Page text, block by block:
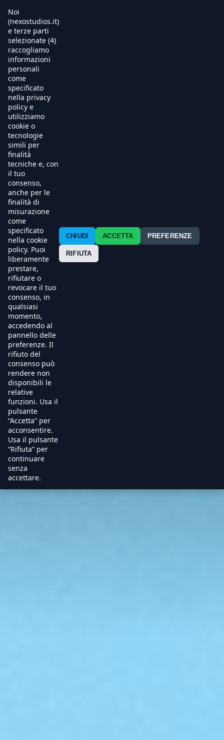
Contatti
Noi
(nexostudios.it)
e terze parti
selezionate (4)
raccogliamo
informazioni
personali
come
specificato
nella privacy
policy e
utilizziamo
cookie o
tecnologie
simili per
finalità
tecniche e, con
il tuo
consenso,
anche per le
finalità di
misurazione
come
specificato
nella cookie
policy. Puoi
liberamente
prestare,
rifiutare o
revocare il tuo
consenso, in
qualsiasi
momento,
accedendo al
pannello delle
preferenze. Il
rifiuto del
consenso può
rendere non
disponibili le
relative
funzioni. Usa il
pulsante
“Accetta” per
acconsentire.
Usa il pulsante
“Rifiuta” per
continuare
senza
accettare.
CHIUDI ACCETTA PREFERENZE
RIFIUTA